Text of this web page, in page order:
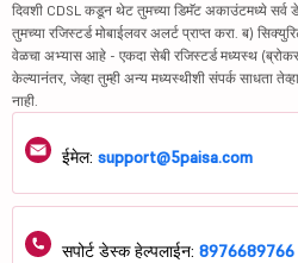
दिवशी CDSL कडून थेट तुमच्या डिमॅट अकाउंटमध्ये सर्व
तुमच्या रजिस्टर्ड मोबाईलवर अलर्ट प्राप्त करा. ब)
वेळचा अभ्यास आहे - एकदा सेबी रजिस्टर्ड मध्यस्थ
केल्यानंतर, जेव्हा तुम्ही अन्य मध्यस्थीशी संपर्क साधता
नाही.
ईमेल: support@5paisa.com
सपोर्ट डेस्क हेल्पलाईन: 8976689766